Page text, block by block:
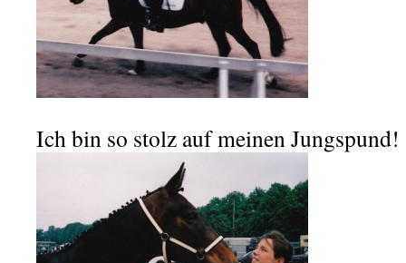
Ich bin so stolz auf meinen Jungspund!